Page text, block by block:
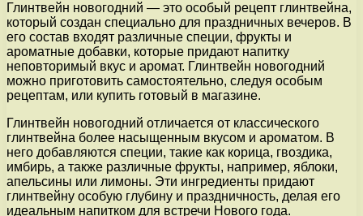
Глинтвейн новогодний — это особый рецепт глинтвейна,
который создан специально для праздничных вечеров. В
его состав входят различные специи, фрукты и
ароматные добавки, которые придают напитку
неповторимый вкус и аромат. Глинтвейн новогодний
можно приготовить самостоятельно, следуя особым
рецептам, или купить готовый в магазине.
Глинтвейн новогодний отличается от классического
глинтвейна более насыщенным вкусом и ароматом. В
него добавляются специи, такие как корица, гвоздика,
имбирь, а также различные фрукты, например, яблоки,
апельсины или лимоны. Эти ингредиенты придают
глинтвейну особую глубину и праздничность, делая его
идеальным напитком для встречи Нового года.